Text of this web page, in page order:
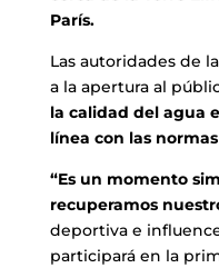
París.
Las autoridades de
a la apertura al
la calidad del agua
línea con las
“Es un momento
recuperamos
deportiva e
participará en la